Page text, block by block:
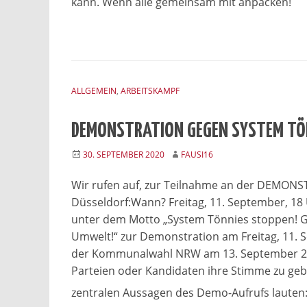
ALLGEMEIN, ARBEITSKAMPF
DEMONSTRATION GEGEN SYSTEM
30. SEPTEMBER 2020 FAUSI16
Wir rufen auf, zur Teilnahme an der
Düsseldorf:Wann? Freitag, 11. September,
unter dem Motto „System Tönnies stoppen!
Umwelt!“ zur Demonstration am Freitag, 11.
der Kommunalwahl NRW am 13.
Parteien oder Kandidaten ihre Stimme zu
zentralen Aussagen des Demo-Aufrufs lauten: